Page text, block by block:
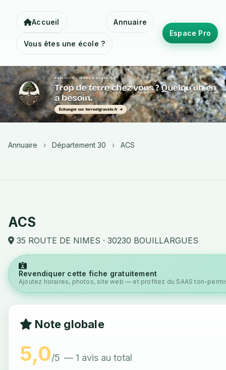
Accueil Annuaire
Vous êtes une école ?
Espace Pro
Annuaire › Département 30 › ACS
ACS
35 ROUTE DE NIMES · 30230 BOUILLARGUES
Revendiquer cette fiche gratuitement
Ajoutez horaires, photos, site web — et profitez du SAAS ton-
Note globale
5,0/5 — 1 avis au total